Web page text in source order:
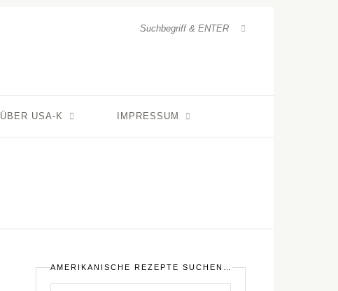
ÜBER USA-K IMPRESSUM
AMERIKANISCHE REZEPTE SUCHEN…